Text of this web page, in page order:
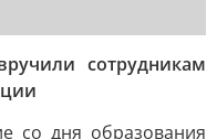
сотрудникам
со дня образования